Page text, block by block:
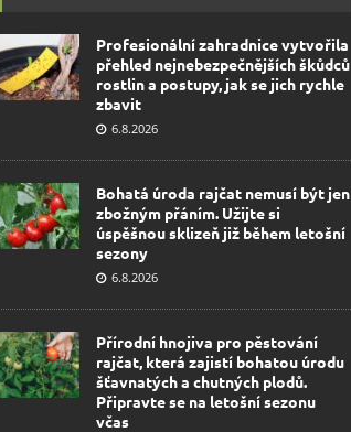
Profesionální zahradnice vytvořila
přehled nejnebezpečnějších škůdců
rostlin a postupy, jak se jich rychle
zbavit
6.8.2026
Bohatá úroda rajčat nemusí být jen
zbožným přáním. Užijte si
úspěšnou sklizeň již během letošní
sezony
6.8.2026
Přírodní hnojiva pro pěstování
rajčat, která zajistí bohatou úrodu
šťavnatých a chutných plodů.
Připravte se na letošní sezonu
včas